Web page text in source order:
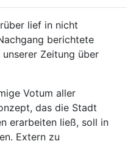
lief in nicht
berichtete
Zeitung über
Votum aller
das die Stadt
erarbeiten ließ, soll in
Extern zu